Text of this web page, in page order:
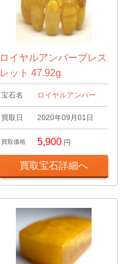
ロイヤルアンバーブレス
レット 47.92g
宝石名 ロイヤルアンバー
買取日 2020年09月01日
買取価格 5,900 円
買取宝石詳細へ